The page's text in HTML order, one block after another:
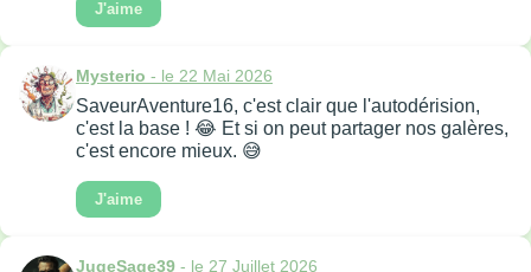
J'aime
Mysterio - le 22 Mai 2026
SaveurAventure16, c'est clair que l'autodérision,
c'est la base ! 😂 Et si on peut partager nos galères,
c'est encore mieux. 😅
J'aime
JugeSage39 - le 27 Juillet 2026